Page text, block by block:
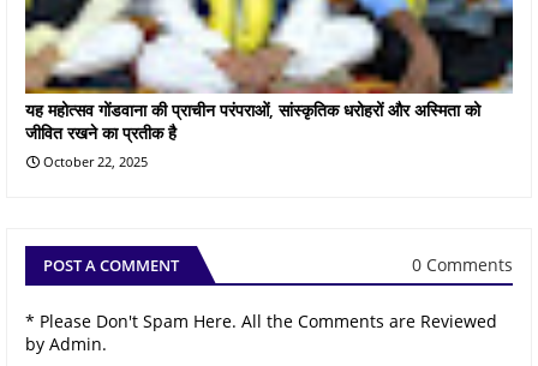
यह महोत्सव गोंडवाना की प्राचीन परंपराओं, सांस्कृतिक धरोहरों और अस्मिता को
जीवित रखने का प्रतीक है
October 22, 2025
POST A COMMENT 0 Comments
* Please Don't Spam Here. All the Comments are Reviewed
by Admin.